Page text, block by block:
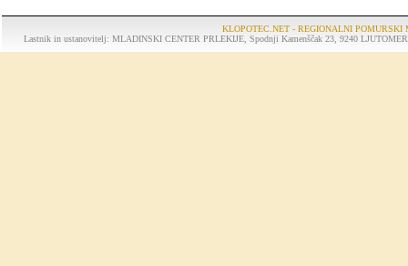
KLOPOTEC.NET - REGIONALNI POMURSKI
Lastnik in ustanovitelj: MLADINSKI CENTER PRLEKIJE, Spodnji Kamenščak 23, 9240